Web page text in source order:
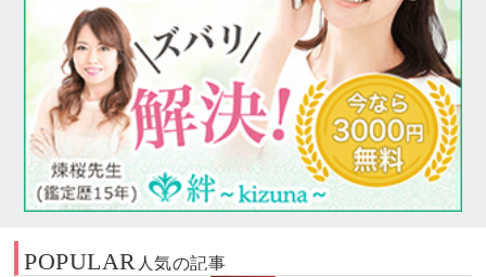
POPULAR人気の記事